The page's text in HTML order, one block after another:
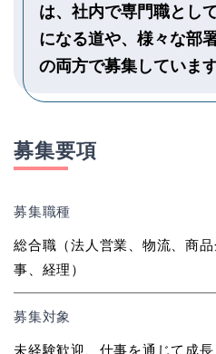
は、社内で専門職とし
になる道や、様々な部
の両方で募集しています
募集要項
募集職種
総合職（法人営業、物流、商
事、経理）
募集対象
未経験歓迎、仕事を通じて成